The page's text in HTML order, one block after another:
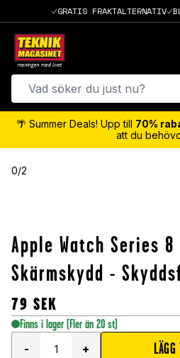
GRATIS FRAKTALTERNATIV
🌴 Summer Deals! Upp till 70%
att du
0/2
Apple Watch Series 8
Skärmskydd -
79 SEK
Finns i lager (Fler än 20 st)
-
+